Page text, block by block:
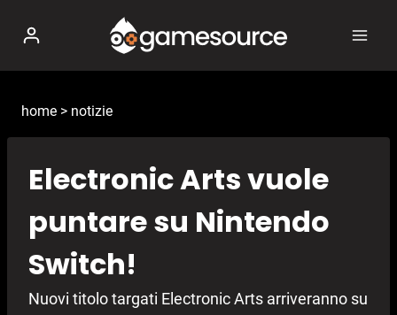
contenuto
home > notizie
Electronic Arts vuole
puntare su Nintendo
Switch!
Nuovi titolo targati Electronic Arts arriveranno su